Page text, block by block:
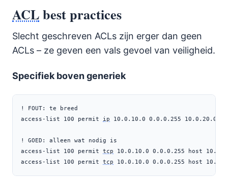
ACLbest practices
Slecht geschreven ACLs zijn erger dan geen
ACLs – ze geven een vals gevoel van veiligheid.
Specifiek boven generiek
! FOUT: te breed
access-list 100 permit ip 10.0.10.0 0.0.0.255 10.0.20.0
! GOED: alleen wat nodig is
access-list 100 permit tcp 10.0.10.0 0.0.0.255 host
access-list 100 permit tcp 10.0.10.0 0.0.0.255 host